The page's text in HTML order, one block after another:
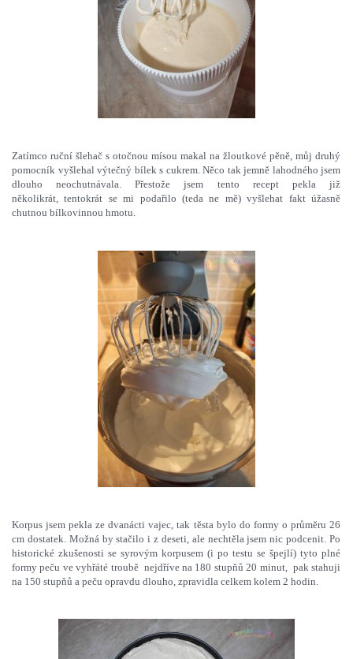
Zatímco ruční šlehač s otočnou mísou makal na žloutkové pěně, můj druhý
pomocník vyšlehal výtečný bílek s cukrem. Něco tak jemně lahodného jsem
dlouho neochutnávala. Přestože jsem tento recept pekla již
několikrát, tentokrát se mi podařilo (teda ne mě) vyšlehat fakt úžasně
chutnou bílkovinnou hmotu.
Korpus jsem pekla ze dvanácti vajec, tak těsta bylo do formy o průměru 26
cm dostatek. Možná by stačilo i z deseti, ale nechtěla jsem nic podcenit. Po
historické zkušenosti se syrovým korpusem (i po testu se špejlí) tyto plné
formy peču ve vyhřáté troubě nejdříve na 180 stupňů 20 minut, pak stahuji
na 150 stupňů a peču opravdu dlouho, zpravidla celkem kolem 2 hodin.